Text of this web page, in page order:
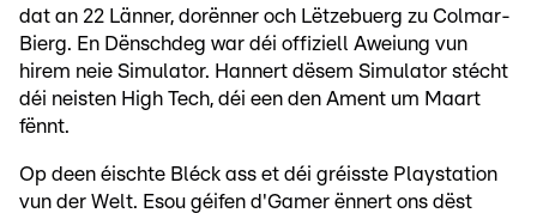
dat an 22 Länner, dorënner och Lëtzebuerg zu Colmar-
Bierg. En Dënschdeg war déi offiziell Aweiung vun
hirem neie Simulator. Hannert dësem Simulator stécht
déi neisten High Tech, déi een den Ament um Maart
fënnt.
Op deen éischte Bléck ass et déi gréisste Playstation
vun der Welt. Esou géifen d'Gamer ënnert ons dëst